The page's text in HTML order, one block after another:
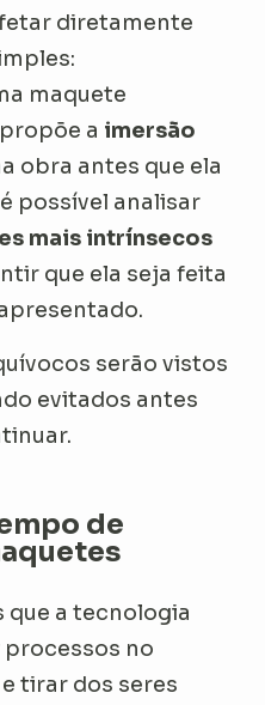
diretamente
maquete
a imersão
obra antes que ela
possível analisar
mais intrínsecos
que ela seja feita
serão vistos
evitados antes
de
que a tecnologia
no
tirar dos seres